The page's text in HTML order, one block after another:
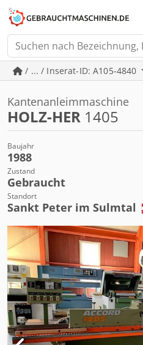
/ ... / Inserat-ID: A105-4840
Kantenanleimmaschine
HOLZ-HER 1405
Baujahr
1988
Zustand
Gebraucht
Standort
Sankt Peter im Sulmtal